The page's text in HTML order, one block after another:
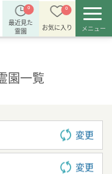
0
最近見た
霊園
0
お気に入り メニュー
園一覧
変更
変更